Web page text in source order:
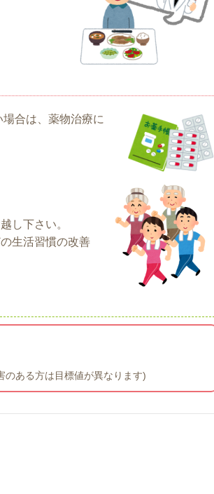
合は、薬物治療に
し下さい。
生活習慣の改善
のある方は目標値が異なります)